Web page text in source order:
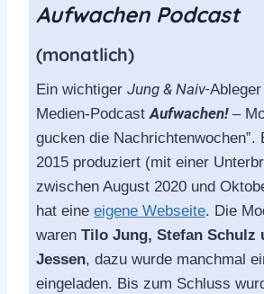
Aufwachen Podcast
(monatlich)
Ein wichtiger Jung & Naiv-
Medien-PodcastAufwachen! –
gucken die Nachrichtenwochen‟.
2015 produziert (mit einer
zwischen August 2020 und
hat eine eigene Webseite. Die
waren Tilo Jung, Stefan Schulz
Jessen, dazu wurde manchmal
eingeladen. Bis zum Schluss